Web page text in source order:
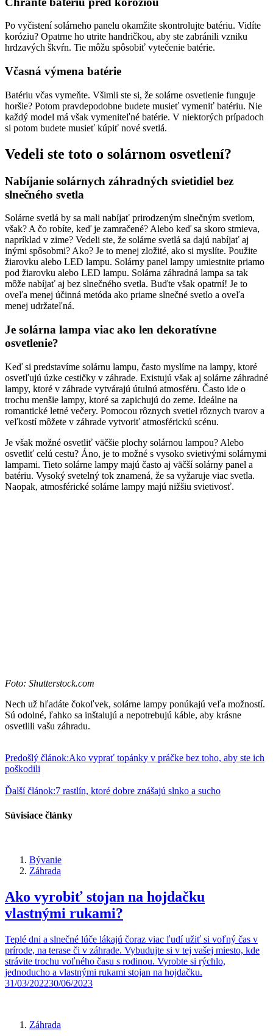
Po vyčistení solárneho panelu okamžite skontrolujte batériu. Vidíte
koróziu? Opatrne ho utrite handričkou, aby ste zabránili vzniku
hrdzavých škvŕn. Tie môžu spôsobiť vytečenie batérie.
Včasná výmena batérie
Batériu včas vymeňte. Všimli ste si, že solárne osvetlenie funguje
horšie? Potom pravdepodobne budete musieť vymeniť batériu. Nie
každý model má však vymeniteľné batérie. V niektorých prípadoch
si potom budete musieť kúpiť nové svetlá.
Vedeli ste toto o solárnom osvetlení?
Nabíjanie solárnych záhradných svietidiel bez
slnečného svetla
Solárne svetlá by sa mali nabíjať prirodzeným slnečným svetlom,
však? A čo robíte, keď je zamračené? Alebo keď sa skoro stmieva,
napríklad v zime? Vedeli ste, že solárne svetlá sa dajú nabíjať aj
inými spôsobmi? Ako? Je to menej zložité, ako si myslíte. Použite
žiarovku alebo LED lampu. Solárny panel lampy umiestnite priamo
pod žiarovku alebo LED lampu. Solárna záhradná lampa sa tak
môže nabíjať aj bez slnečného svetla. Buďte však opatrní! Je to
oveľa menej účinná metóda ako priame slnečné svetlo a oveľa
menej udržateľná.
Je solárna lampa viac ako len dekoratívne
osvetlenie?
Keď si predstavíme solárnu lampu, často myslíme na lampy, ktoré
osvetľujú úzke cestičky v záhrade. Existujú však aj solárne záhradné
lampy, ktoré v záhrade vytvárajú útulnú atmosféru. Často ide o
trochu menšie lampy, ktoré sa zapichujú do zeme. Ideálne na
romantické letné večery. Pomocou rôznych svetiel rôznych tvarov a
veľkostí môžete v záhrade vytvoriť atmosférickú scénu.
Je však možné osvetliť väčšie plochy solárnou lampou? Alebo
osvetliť celú cestu? Áno, je to možné s vysoko svietivými solárnymi
lampami. Tieto solárne lampy majú často aj väčší solárny panel a
batériu. Vysoký svetelný tok znamená, že sa vyžaruje viac svetla.
Naopak, atmosférické solárne lampy majú nižšiu svietivosť.
Foto: Shutterstock.com
Nech už hľadáte čokoľvek, solárne lampy ponúkajú veľa možností.
Sú odolné, ľahko sa inštalujú a nepotrebujú káble, aby krásne
osvetlili vašu záhradu.
Predošlý článok:Ako vyprať topánky v práčke bez toho, aby ste ich
poškodili
Ďalší článok:7 rastlín, ktoré dobre znášajú slnko a sucho
Súvisiace články
Bývanie
Záhrada
Ako vyrobiť stojan na hojdačku
vlastnými rukami?
Teplé dni a slnečné lúče lákajú čoraz viac ľudí užiť si voľný čas v
prírode, na terase či v záhrade. Vybudujte si v tej vašej miesto, kde
strávite trochu voľného času s rodinou. Vyrobte si rýchlo,
jednoducho a vlastnými rukami stojan na hojdačku.
31/03/202230/06/2023
Záhrada